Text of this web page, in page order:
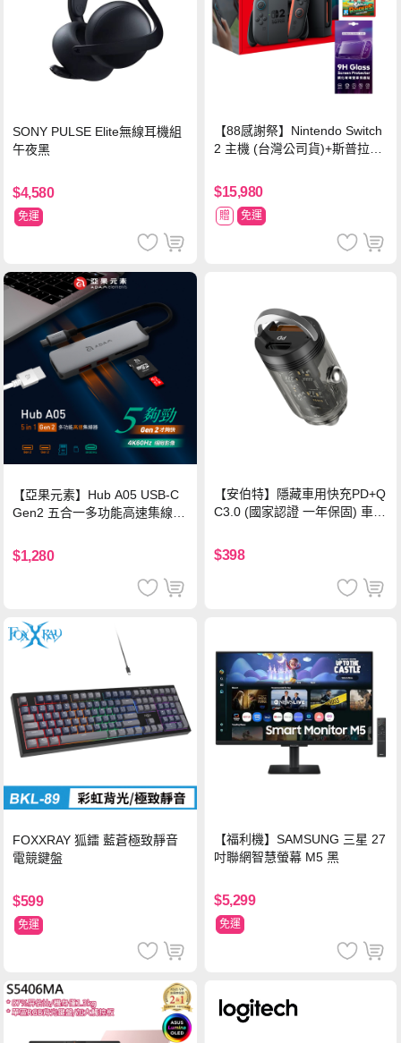
SONY PULSE Elite無線耳機組
午夜黑
$4,580
免運
【88感謝祭】Nintendo Switch
2 主機 (台灣公司貨)+斯普拉遁
$15,980
贈 免運
【亞果元素】Hub A05 USB-C
Gen2 五合一多功能高速集線
$1,280
【安伯特】隱藏車用快充PD+Q
C3.0 (國家認證 一年保固) 車充
$398
FOXXRAY 狐鐳 藍蒼極致靜音
電競鍵盤
$599
免運
【福利機】SAMSUNG 三星 27
吋聯網智慧螢幕 M5 黑
$5,299
免運